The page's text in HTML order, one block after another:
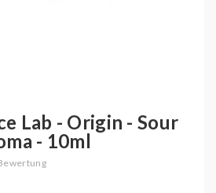
Lab - Origin - Sour
- 10ml